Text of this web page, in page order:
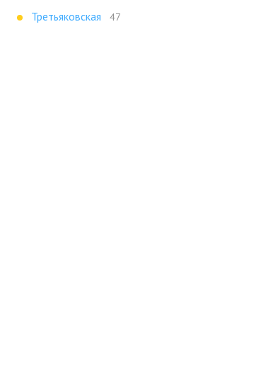
Третьяковская
47